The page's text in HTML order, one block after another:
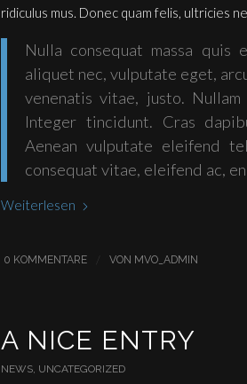
ridiculus mus. Donec quam felis, ultricies
Nulla consequat massa quis
aliquet nec, vulputate eget,
venenatis vitae, justo.
Integer tincidunt. Cras
Aenean vulputate eleifend
consequat vitae, eleifend ac,
Weiterlesen
0 KOMMENTARE VON MVO_ADMIN
A NICE ENTRY
NEWS, UNCATEGORIZED